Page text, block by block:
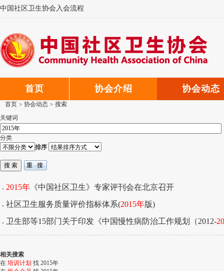
中国社区卫生协会入会流程
首页 协会介绍 协会动态
首页 > 协会动态 > 搜索
关键词
分类
排序
2015年 《中国社区卫生》专家评刊会在北京召开
社区卫生服务质量评价指标体系(2015年版)
卫生部等15部门关于印发《中国慢性病防治工作规划（2012-
相关搜索
在 培训计划 找 2015年